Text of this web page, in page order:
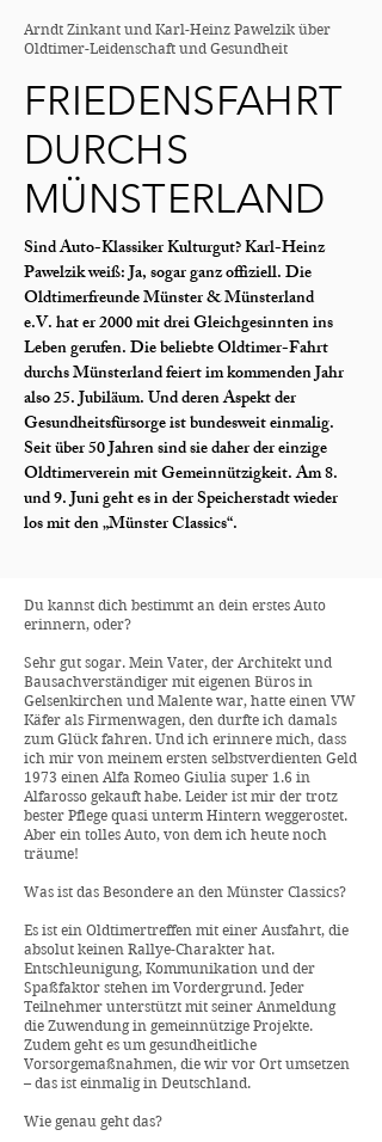
Du kannst dich bestimmt an dein erstes Auto
erinnern, oder?
Sehr gut sogar. Mein Vater, der Architekt und
Bausachverständiger mit eigenen Büros in
Gelsenkirchen und Malente war, hatte einen VW
Käfer als Firmenwagen, den durfte ich damals
zum Glück fahren. Und ich erinnere mich, dass
ich mir von meinem ersten selbstverdienten Geld
1973 einen Alfa Romeo Giulia super 1.6 in
Alfarosso gekauft habe. Leider ist mir der trotz
bester Pflege quasi unterm Hintern weggerostet.
Aber ein tolles Auto, von dem ich heute noch
träume!
Was ist das Besondere an den Münster Classics?
Es ist ein Oldtimertreffen mit einer Ausfahrt, die
absolut keinen Rallye-Charakter hat.
Entschleunigung, Kommunikation und der
Spaßfaktor stehen im Vordergrund. Jeder
Teilnehmer unterstützt mit seiner Anmeldung
die Zuwendung in gemeinnützige Projekte.
Zudem geht es um gesundheitliche
Vorsorgemaßnahmen, die wir vor Ort umsetzen
– das ist einmalig in Deutschland.
Wie genau geht das?
Arndt Zinkant und Karl-Heinz Pawelzik über
Oldtimer-Leidenschaft und Gesundheit
FRIEDENSFAHRT
DURCHS
MÜNSTERLAND
Sind Auto-Klassiker Kulturgut? Karl-Heinz
Pawelzik weiß: Ja, sogar ganz offiziell. Die
Oldtimerfreunde Münster & Münsterland
e.V. hat er 2000 mit drei Gleichgesinnten ins
Leben gerufen. Die beliebte Oldtimer-Fahrt
durchs Münsterland feiert im kommenden Jahr
also 25. Jubiläum. Und deren Aspekt der
Gesundheitsfürsorge ist bundesweit einmalig.
Seit über 50 Jahren sind sie daher der einzige
Oldtimerverein mit Gemeinnützigkeit. Am 8.
und 9. Juni geht es in der Speicherstadt wieder
los mit den „Münster Classics“.